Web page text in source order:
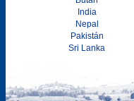
India
Nepal
Pakistán
Sri Lanka